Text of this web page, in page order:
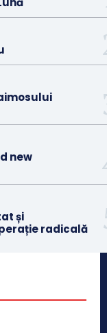
new
și
radicală